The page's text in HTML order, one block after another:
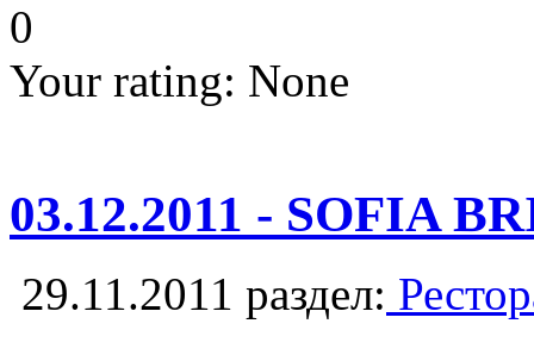
0
Your rating: None
03.12.2011 - SOFIA
29.11.2011 раздел: